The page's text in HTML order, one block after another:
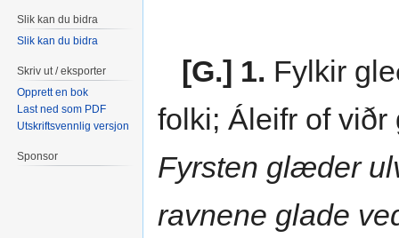
[G.] 1. Fylkir
folki; Áleifr of
Fyrsten glæder
ravnene glade
Slik kan du bidra
Slik kan du bidra
Skriv ut / eksporter
Opprett en bok
Last ned som PDF
Utskriftsvennlig versjon
Sponsor